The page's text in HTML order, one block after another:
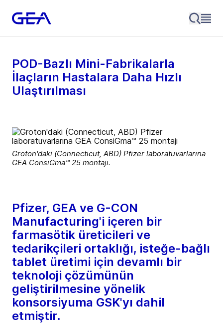
POD-Bazlı Mini-Fabrikalarla
İlaçların Hastalara Daha Hızlı
Ulaştırılması
Groton'daki (Connecticut, ABD) Pfizer laboratuvarlarına
GEA ConsiGma™ 25 montajı.
Pfizer, GEA ve G-CON
Manufacturing'i içeren bir
farmasötik üreticileri ve
tedarikçileri ortaklığı, isteğe-bağlı
tablet üretimi için devamlı bir
teknoloji çözümünün
geliştirilmesine yönelik
konsorsiyuma GSK'yı dahil
etmiştir.